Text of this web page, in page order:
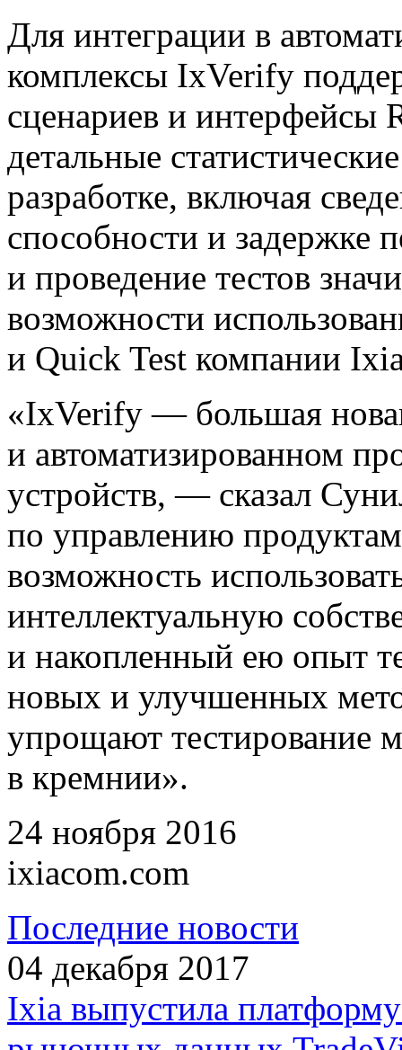
Для интеграции в
комплексы IxVerify
сценариев и интерфейсы
детальные
разработке, включая
способности и задержке
и проведение тестов
возможности
и Quick Test компании
«IxVerify — большая
и автоматизированном
устройств, — сказал
по управлению
возможность
интеллектуальную
и накопленный ею опыт
новых и улучшенных
упрощают тестирование
в кремнии».
24 ноября 2016
ixiacom.com
Последние новости
04 декабря 2017
Ixia выпустила